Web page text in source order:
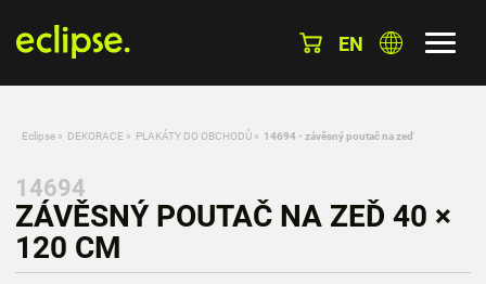
EN
Eclipse » DEKORACE » PLAKÁTY DO OBCHODŮ » 14694 - závěsný poutač na zeď
14694
ZÁVĚSNÝ POUTAČ NA ZEĎ 40 ×
120 CM